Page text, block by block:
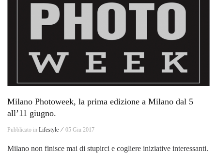
Milano Photoweek, la prima edizione a Milano dal 5
all’11 giugno.
Pubblicato in Lifestyle ⁄ 05 Giu 2017
Milano non finisce mai di stupirci e cogliere iniziative interessanti.